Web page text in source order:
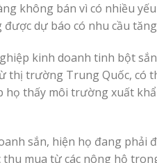
không bán vì có nhiều
dự báo có nhu cầu tăng
kinh doanh tinh bột
thị trường Trung Quốc, có
họ thấy môi trường xuất
sắn, hiện họ đang
thu mua từ các nông hộ